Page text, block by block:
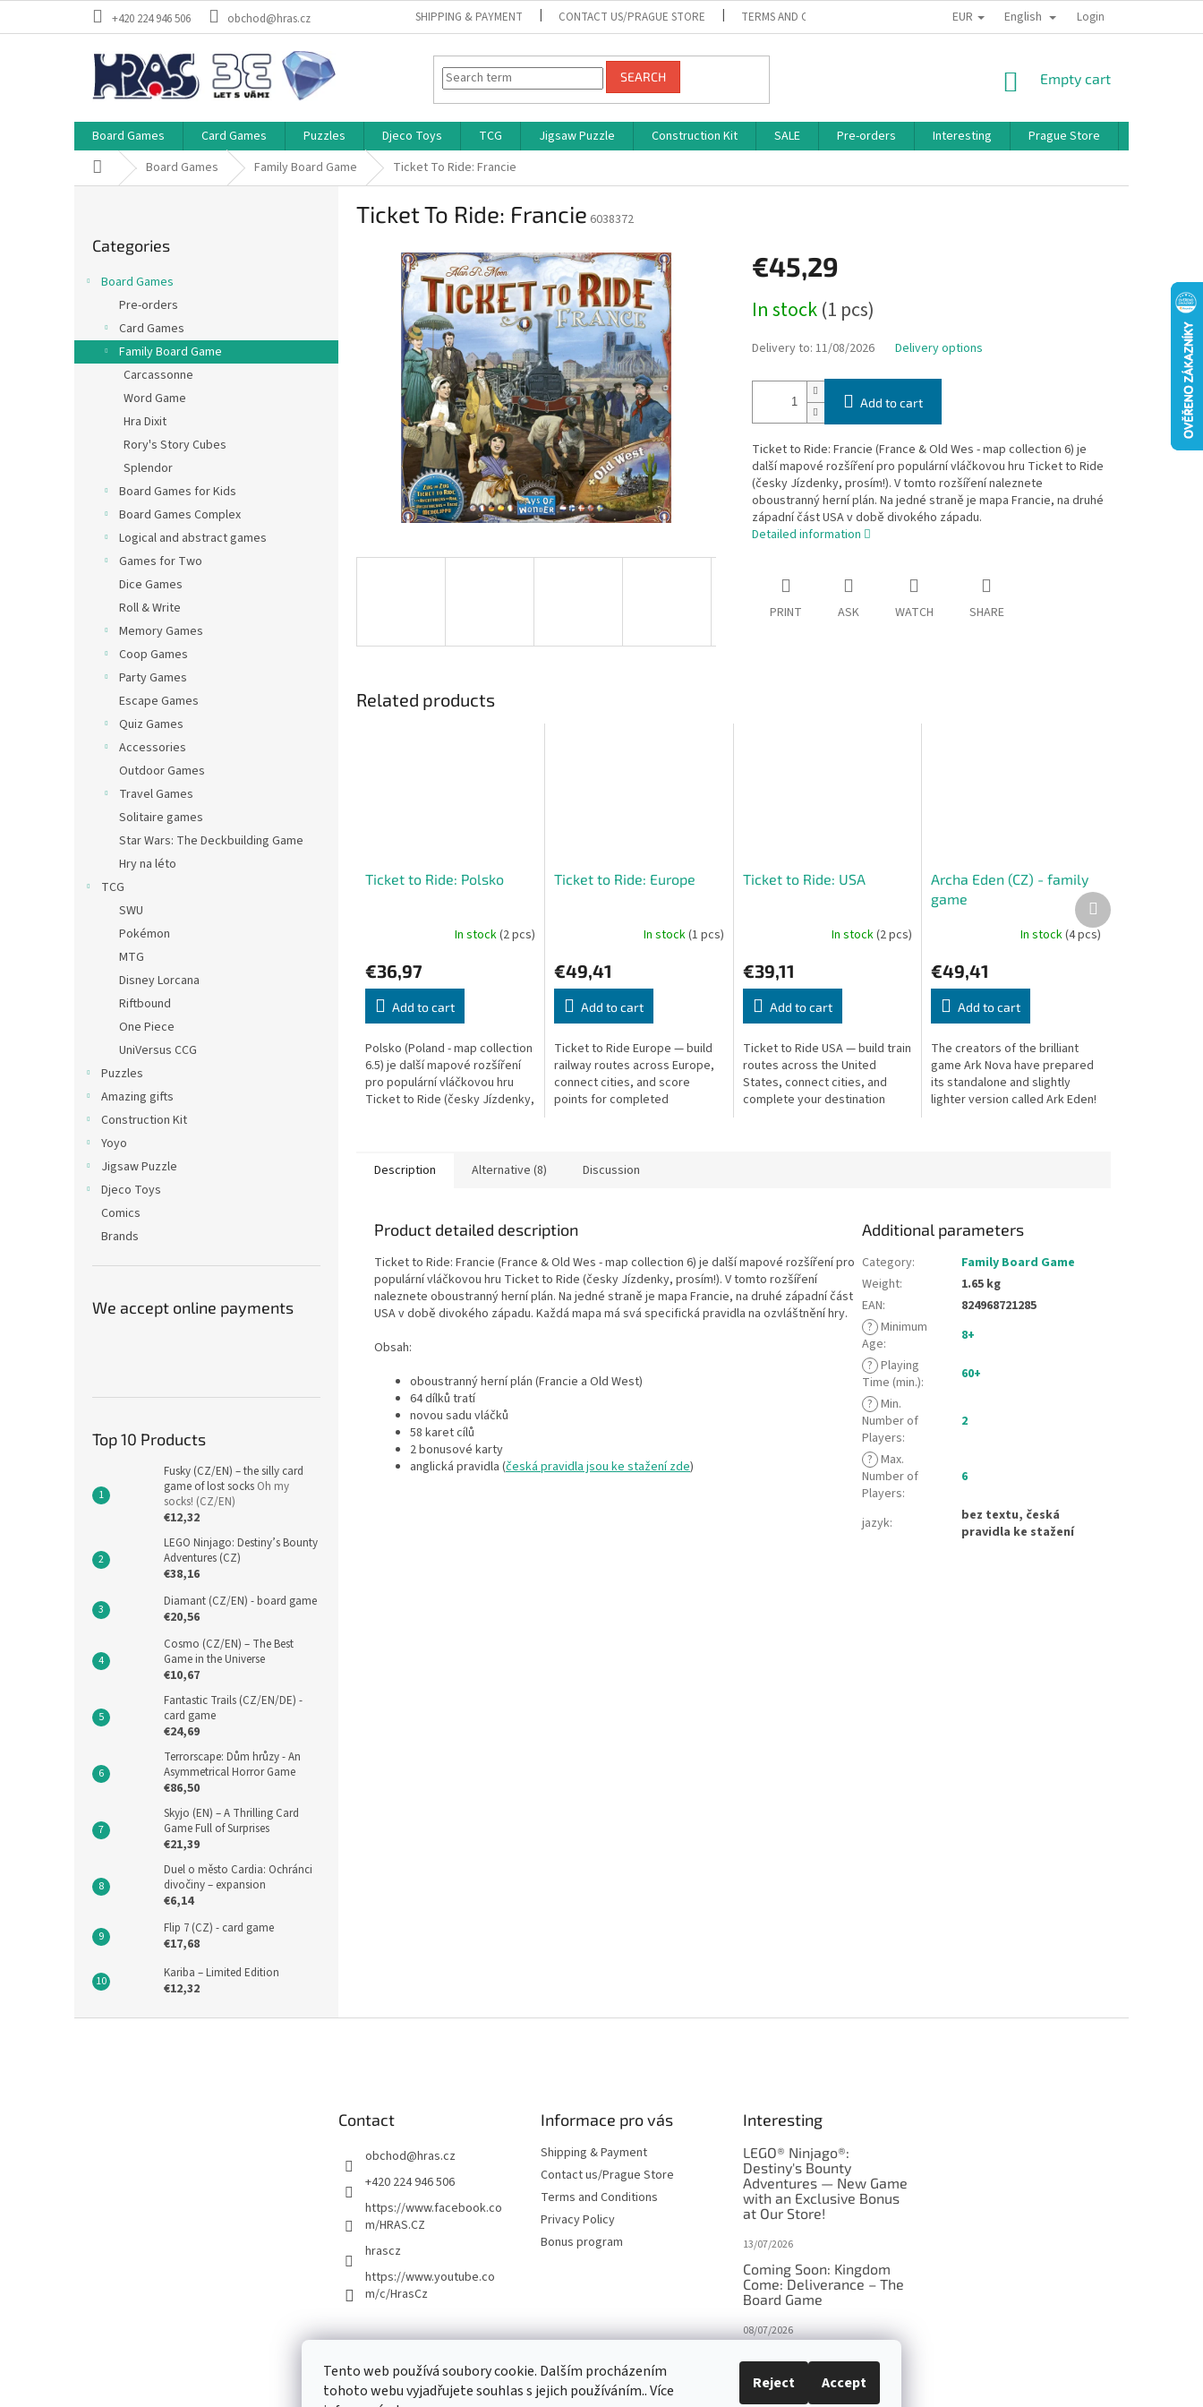
Tento web používá soubory cookie. Dalším procházením
tohoto webu vyjadřujete souhlas s jejich používáním.. Více
Reject Accept
+420 224 946 506 obchod@hras.cz SHIPPING & PAYMENT CONTACT US/PRAGUE STORE TERMS AND CONDITIONS PRIVACY POLICY BONUS PROGRAM
EUR English Login
SEARCH
SHOPPING
Empty cart
Board Games Card Games Puzzles Djeco Toys TCG Jigsaw Puzzle Construction Kit SALE Pre-orders Interesting Prague Store
Home Board Games Family Board Game Ticket To Ride: Francie
categories
Categories
Board Games
Pre-orders
Card Games
Family Board Game
Carcassonne
Word Game
Hra Dixit
Rory's Story Cubes
Splendor
Board Games for Kids
Board Games Complex
Logical and abstract games
Games for Two
Dice Games
Roll & Write
Memory Games
Coop Games
Party Games
Escape Games
Quiz Games
Accessories
Outdoor Games
Travel Games
Solitaire games
Star Wars: The Deckbuilding Game
Hry na léto
TCG
SWU
Pokémon
MTG
Disney Lorcana
Riftbound
One Piece
UniVersus CCG
Puzzles
Amazing gifts
Construction Kit
Yoyo
Jigsaw Puzzle
Djeco Toys
Comics
Brands
We accept online payments
Top 10 Products
Fusky (CZ/EN) – the silly card
game of lost socks Oh my
socks! (CZ/EN)
€12,32
LEGO Ninjago: Destiny’s Bounty
Adventures (CZ)
€38,16
Diamant (CZ/EN) - board game
€20,56
Cosmo (CZ/EN) – The Best
Game in the Universe
€10,67
Fantastic Trails (CZ/EN/DE) -
card game
€24,69
Terrorscape: Dům hrůzy - An
Asymmetrical Horror Game
€86,50
Skyjo (EN) – A Thrilling Card
Game Full of Surprises
€21,39
Duel o město Cardia: Ochránci
divočiny – expansion
€6,14
Flip 7 (CZ) - card game
€17,68
Kariba – Limited Edition
€12,32
Ticket To Ride: Francie 6038372
€45,29
price:
In stock(1 pcs)
Delivery to: 11/08/2026 Delivery options
Add to cart
Ticket to Ride: Francie (France & Old Wes - map collection 6) je
další mapové rozšíření pro populární vláčkovou hru Ticket to Ride
(česky Jízdenky, prosím!). V tomto rozšíření naleznete
oboustranný herní plán. Na jedné straně je mapa Francie, na druhé
západní část USA v době divokého západu.
Detailed information
PRINT ASK WATCH SHARE
Related products
Ticket to Ride: Polsko
In stock(2 pcs)
€36,97
Add to cart
Polsko (Poland - map collection
6.5) je další mapové rozšíření
pro populární vláčkovou hru
Ticket to Ride (česky Jízdenky,
Ticket to Ride: Europe
In stock(1 pcs)
€49,41
Add to cart
Ticket to Ride Europe — build
railway routes across Europe,
connect cities, and score
points for completed
Ticket to Ride: USA
In stock(2 pcs)
€39,11
Add to cart
Ticket to Ride USA — build train
routes across the United
States, connect cities, and
complete your destination
Archa Eden (CZ) - family
game
In stock(4 pcs)
€49,41
Add to cart
The creators of the brilliant
game Ark Nova have prepared
its standalone and slightly
lighter version called Ark Eden!
Next
product
Description Alternative (8) Discussion
Product detailed description
Ticket to Ride: Francie (France & Old Wes - map collection 6) je další mapové rozšíření pro
populární vláčkovou hru Ticket to Ride (česky Jízdenky, prosím!). V tomto rozšíření
naleznete oboustranný herní plán. Na jedné straně je mapa Francie, na druhé západní část
USA v době divokého západu. Každá mapa má svá specifická pravidla na ozvláštnění hry.
Obsah:
oboustranný herní plán (Francie a Old West)
64 dílků tratí
novou sadu vláčků
58 karet cílů
2 bonusové karty
anglická pravidla (česká pravidla jsou ke stažení zde)
Additional parameters
Category:
Family Board Game
Weight:
1.65 kg
EAN:
824968721285
? Minimum
Age:
8+
? Playing
Time (min.):
60+
? Min.
Number of
Players:
2
? Max.
Number of
Players:
6
jazyk:
bez textu, česká
pravidla ke stažení
Contact
obchod@hras.cz
+420 224 946 506
https://www.facebook.co
m/HRAS.CZ
hrascz
https://www.youtube.co
m/c/HrasCz
Informace pro vás
Shipping & Payment
Contact us/Prague Store
Terms and Conditions
Privacy Policy
Bonus program
Interesting
LEGO® Ninjago®:
Destiny's Bounty
Adventures — New Game
with an Exclusive Bonus
at Our Store!
13/07/2026
Coming Soon: Kingdom
Come: Deliverance – The
Board Game
08/07/2026
in disguise?
27/10/2025